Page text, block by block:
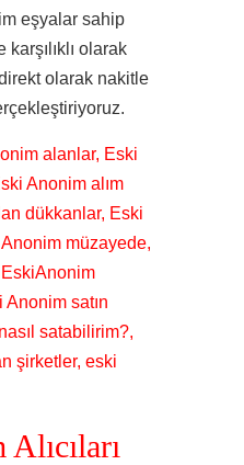
eşyalar sahip
olarak
olarak nakitle
alanlar, Eski
Anonim alım
dükkanlar, Eski
müzayede,
EskiAnonim
Anonim satın
satabilirim?,
şirketler, eski